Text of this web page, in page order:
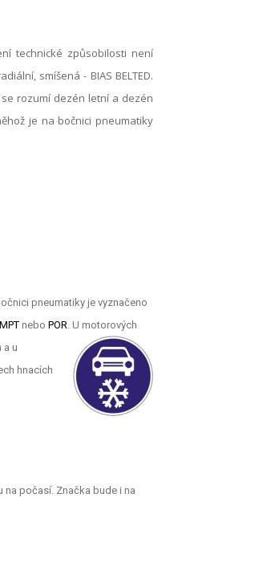
technické způsobilosti není
smíšená - BIAS BELTED.
rozumí dezén letní a dezén
je na bočnici pneumatiky
pneumatiky je vyznačeno
MPT nebo POR . U motorových
a u
hnacích
na počasí. Značka bude i na